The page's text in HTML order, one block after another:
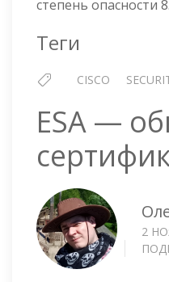
степень опасности
Теги
CISCO
ESA —
2